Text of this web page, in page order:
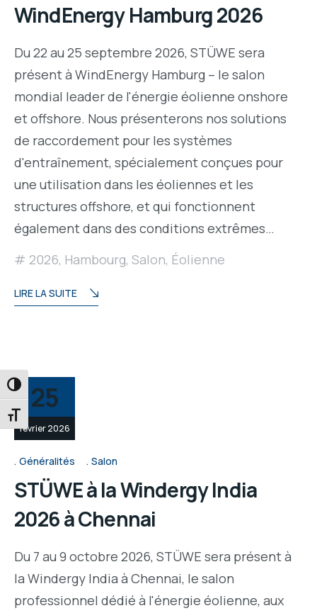
PASSER EN CONTRASTE ÉLEVÉ
CHANGER LA TAILLE DE LA POLICE
WindEnergy Hamburg 2026
Du 22 au 25 septembre 2026, STÜWE sera
présent à WindEnergy Hamburg – le salon
mondial leader de l'énergie éolienne onshore
et offshore. Nous présenterons nos solutions
de raccordement pour les systèmes
d'entraînement, spécialement conçues pour
une utilisation dans les éoliennes et les
structures offshore, et qui fonctionnent
également dans des conditions extrêmes…
2026, Hambourg, Salon, Éolienne
LIRE LA SUITE
25
février 2026
Généralités Salon
STÜWE à la Windergy India
2026 à Chennai
Du 7 au 9 octobre 2026, STÜWE sera présent à
la Windergy India à Chennai, le salon
professionnel dédié à l'énergie éolienne, aux